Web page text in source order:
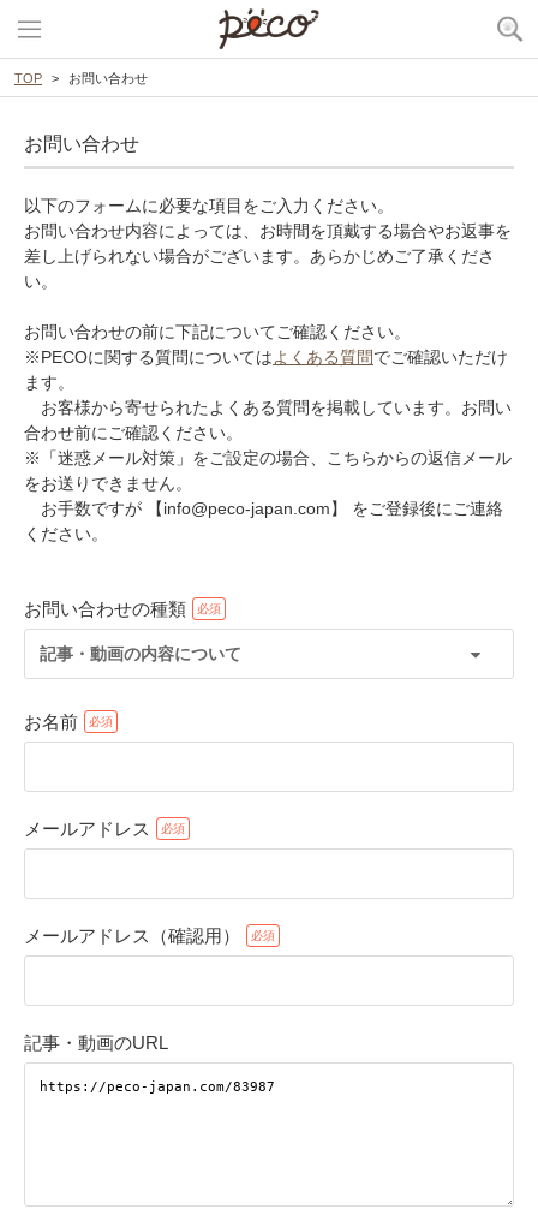
TOP お問い合わせ
お問い合わせ
以下のフォームに必要な項目をご入力ください。
お問い合わせ内容によっては、お時間を頂戴する場合やお返事を
差し上げられない場合がございます。あらかじめご了承くださ
い。
お問い合わせの前に下記についてご確認ください。
※PECOに関する質問についてはよくある質問でご確認いただけ
ます。
お客様から寄せられたよくある質問を掲載しています。お問い
合わせ前にご確認ください。
※「迷惑メール対策」をご設定の場合、こちらからの返信メール
をお送りできません。
お手数ですが 【info@peco-japan.com】 をご登録後にご連絡
ください。
お問い合わせの種類
記事・動画の内容について
お名前
メールアドレス
メールアドレス（確認用）
記事・動画のURL
アプリで開く